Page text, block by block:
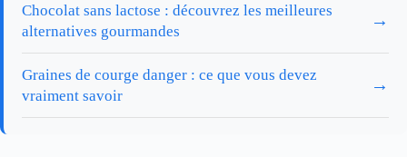
Chocolat sans lactose : découvrez les meilleures
alternatives gourmandes
→
Graines de courge danger : ce que vous devez
vraiment savoir
→